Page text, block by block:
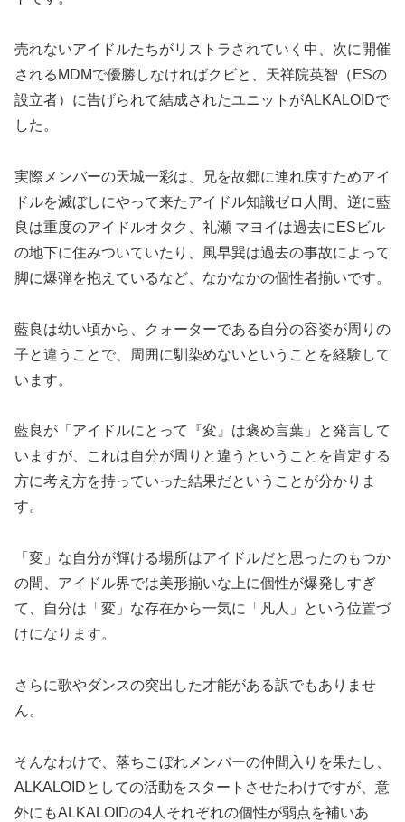
売れないアイドルたちがリストラされていく中、次に開催
されるMDMで優勝しなければクビと、天祥院英智（ESの
設立者）に告げられて結成されたユニットがALKALOIDで
した。
実際メンバーの天城一彩は、兄を故郷に連れ戻すためアイ
ドルを滅ぼしにやって来たアイドル知識ゼロ人間、逆に藍
良は重度のアイドルオタク、礼瀬 マヨイは過去にESビル
の地下に住みついていたり、風早巽は過去の事故によって
脚に爆弾を抱えているなど、なかなかの個性者揃いです。
藍良は幼い頃から、クォーターである自分の容姿が周りの
子と違うことで、周囲に馴染めないということを経験して
います。
藍良が「アイドルにとって『変』は褒め言葉」と発言して
いますが、これは自分が周りと違うということを肯定する
方に考え方を持っていった結果だということが分かりま
す。
「変」な自分が輝ける場所はアイドルだと思ったのもつか
の間、アイドル界では美形揃いな上に個性が爆発しすぎ
て、自分は「変」な存在から一気に「凡人」という位置づ
けになります。
さらに歌やダンスの突出した才能がある訳でもありませ
ん。
そんなわけで、落ちこぼれメンバーの仲間入りを果たし、
ALKALOIDとしての活動をスタートさせたわけですが、意
外にもALKALOIDの4人それぞれの個性が弱点を補いあ